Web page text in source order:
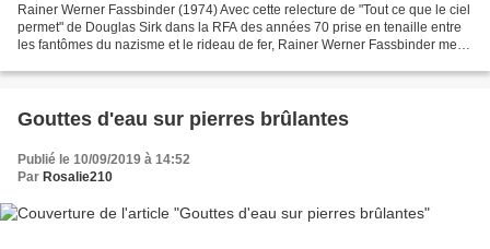
Rainer Werner Fassbinder (1974) Avec cette relecture de "Tout ce que le ciel
permet" de Douglas Sirk dans la RFA des années 70 prise en tenaille entre
les fantômes du nazisme et le rideau de fer, Rainer Werner Fassbinder met
Gouttes d'eau sur pierres brûlantes
Publié le 10/09/2019 à 14:52
Par Rosalie210